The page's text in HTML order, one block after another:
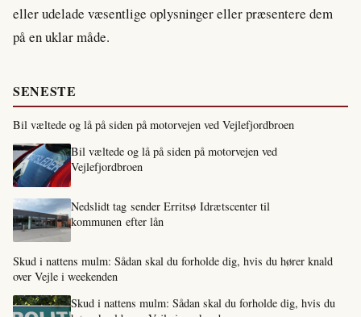
eller udelade væsentlige oplysninger eller præsentere dem
på en uklar måde.
SENESTE
Bil væltede og lå på siden på motorvejen ved Vejlefjordbroen
Bil væltede og lå på siden på motorvejen ved
Vejlefjordbroen
Nedslidt tag sender Erritsø Idrætscenter til
kommunen efter lån
Skud i nattens mulm: Sådan skal du forholde dig, hvis du hører knald
over Vejle i weekenden
Skud i nattens mulm: Sådan skal du forholde dig, hvis du